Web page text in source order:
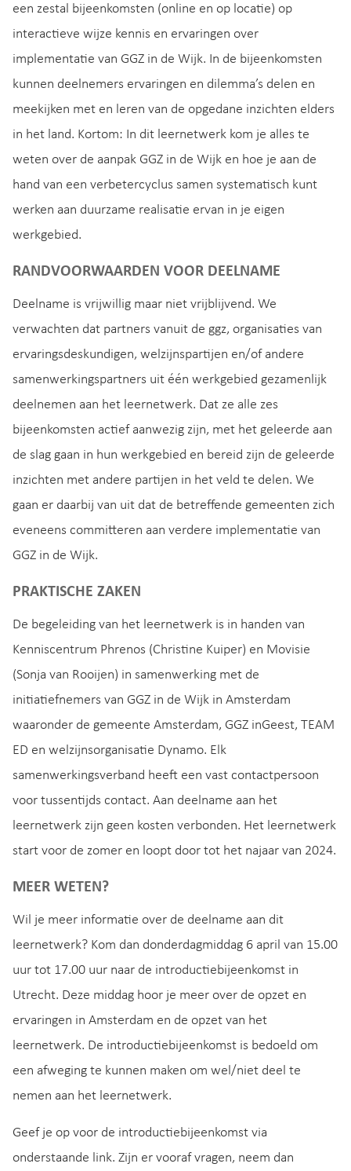
een zestal bijeenkomsten (online en op locatie) op
interactieve wijze kennis en ervaringen over
implementatie van GGZ in de Wijk. In de bijeenkomsten
kunnen deelnemers ervaringen en dilemma’s delen en
meekijken met en leren van de opgedane inzichten elders
in het land. Kortom: In dit leernetwerk kom je alles te
weten over de aanpak GGZ in de Wijk en hoe je aan de
hand van een verbetercyclus samen systematisch kunt
werken aan duurzame realisatie ervan in je eigen
werkgebied.
RANDVOORWAARDEN VOOR DEELNAME
Deelname is vrijwillig maar niet vrijblijvend. We
verwachten dat partners vanuit de ggz, organisaties van
ervaringsdeskundigen, welzijnspartijen en/of andere
samenwerkingspartners uit één werkgebied gezamenlijk
deelnemen aan het leernetwerk. Dat ze alle zes
bijeenkomsten actief aanwezig zijn, met het geleerde aan
de slag gaan in hun werkgebied en bereid zijn de geleerde
inzichten met andere partijen in het veld te delen. We
gaan er daarbij van uit dat de betreffende gemeenten zich
eveneens committeren aan verdere implementatie van
GGZ in de Wijk.
PRAKTISCHE ZAKEN
De begeleiding van het leernetwerk is in handen van
Kenniscentrum Phrenos (Christine Kuiper) en Movisie
(Sonja van Rooijen) in samenwerking met de
initiatiefnemers van GGZ in de Wijk in Amsterdam
waaronder de gemeente Amsterdam, GGZ inGeest, TEAM
ED en welzijnsorganisatie Dynamo. Elk
samenwerkingsverband heeft een vast contactpersoon
voor tussentijds contact. Aan deelname aan het
leernetwerk zijn geen kosten verbonden. Het leernetwerk
start voor de zomer en loopt door tot het najaar van 2024.
MEER WETEN?
Wil je meer informatie over de deelname aan dit
leernetwerk? Kom dan donderdagmiddag 6 april van 15.00
uur tot 17.00 uur naar de introductiebijeenkomst in
Utrecht. Deze middag hoor je meer over de opzet en
ervaringen in Amsterdam en de opzet van het
leernetwerk. De introductiebijeenkomst is bedoeld om
een afweging te kunnen maken om wel/niet deel te
nemen aan het leernetwerk.
Geef je op voor de introductiebijeenkomst via
onderstaande link. Zijn er vooraf vragen, neem dan